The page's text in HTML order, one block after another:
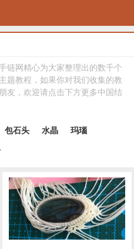
链网精心为大家整理出的数千个
题教程，如果你对我们收集的教
友，欢迎请点击下方更多中国结
包石头 水晶 玛瑙